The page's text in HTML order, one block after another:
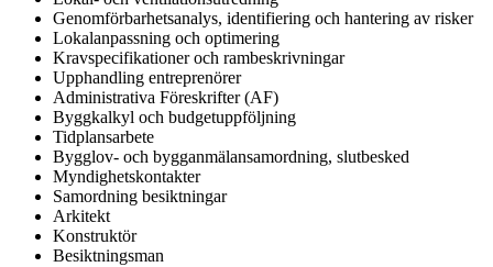
Genomförbarhetsanalys, identifiering och hantering av risker
Lokalanpassning och optimering
Kravspecifikationer och rambeskrivningar
Upphandling entreprenörer
Administrativa Föreskrifter (AF)
Byggkalkyl och budgetuppföljning
Tidplansarbete
Bygglov- och bygganmälansamordning, slutbesked
Myndighetskontakter
Samordning besiktningar
Arkitekt
Konstruktör
Besiktningsman